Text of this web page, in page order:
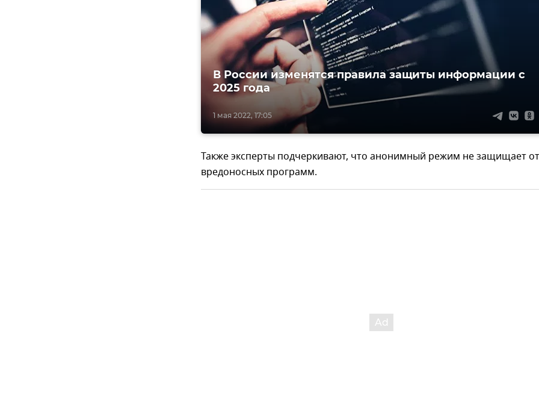
1 мая 2022, 17:05
В России изменятся правила защиты информации с
2025 года
Также эксперты подчеркивают, что анонимный режим не защищает от
вредоносных программ.